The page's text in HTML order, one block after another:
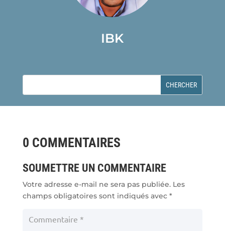
IBK
0 COMMENTAIRES
SOUMETTRE UN COMMENTAIRE
Votre adresse e-mail ne sera pas publiée. Les
champs obligatoires sont indiqués avec *